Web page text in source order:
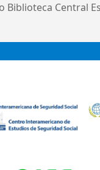
Central